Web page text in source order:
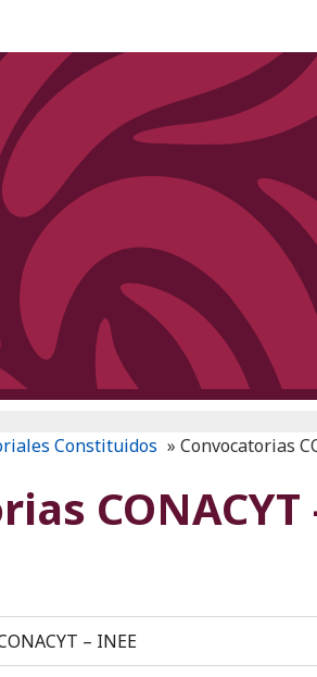
Constituidos » Convocatorias
CONACYT
– INEE